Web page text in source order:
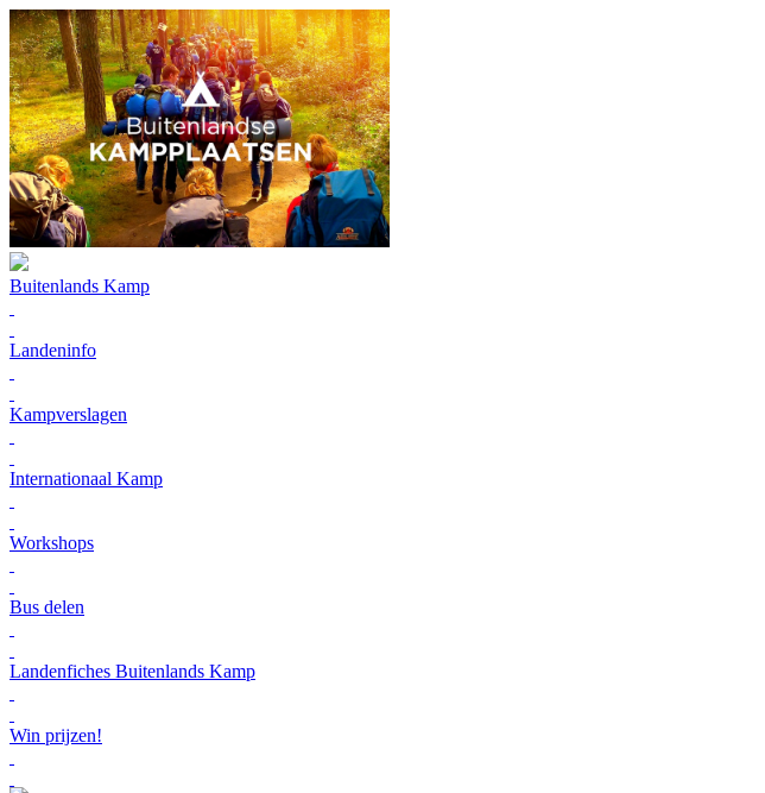
Buitenlands Kamp
Landeninfo
Kampverslagen
Internationaal Kamp
Workshops
Bus delen
Landenfiches Buitenlands Kamp
Win prijzen!